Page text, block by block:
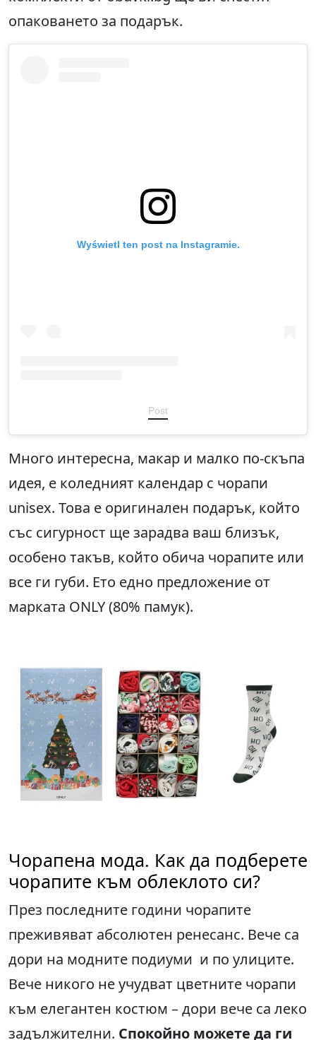
опаковането за подарък.
Wyświetl ten post na Instagramie.
Post
Много интересна, макар и малко по-скъпа
идея, е коледният календар с чорапи
unisex. Това е оригинален подарък, който
със сигурност ще зарадва ваш близък,
особено такъв, който обича чорапите или
все ги губи. Ето едно предложение от
марката ONLY (80% памук).
Чорапена мода. Как да подберете
чорапите към облеклото си?
През последните години чорапите
преживяват абсолютен ренесанс. Вече са
дори на модните подиуми и по улиците.
Вече никого не учудват цветните чорапи
към елегантен костюм – дори вече са леко
задължителни. Спокойно можете да ги